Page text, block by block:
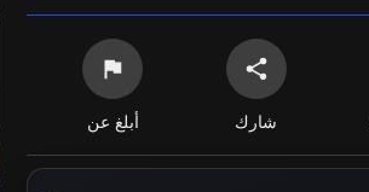
شارك أبلغ عن